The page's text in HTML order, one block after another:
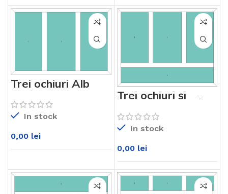
Trei ochiuri Alb
KM76md
In stock
0,00 lei
Trei ochiuri și
luminator jos Alb
KM76md
In stock
0,00 lei